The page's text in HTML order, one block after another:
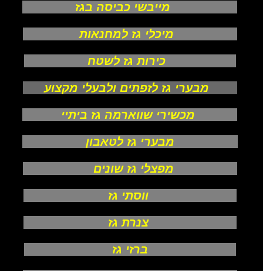
מייבשי כביסה בגז
מיכלי גז למחנאות
כירות גז לשטח
מבערי גז לזפתים ולבעלי מקצוע
מכשירי שווארמה גז ביתיי
מבערי גז לטאבון
מפצלי גז שונים
ווסתי גז
צנרת גז
ברזי גז